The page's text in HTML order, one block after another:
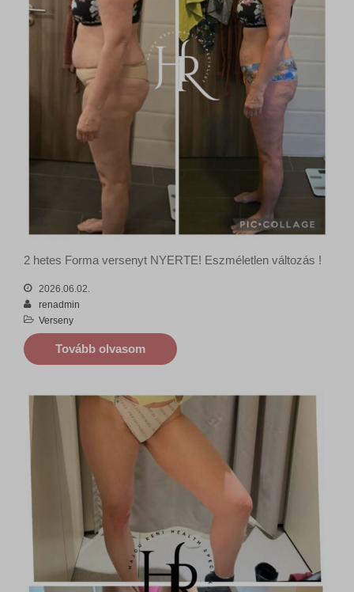
2 hetes Forma versenyt NYERTE! Eszméletlen változás !
2026.06.02.
renadmin
Verseny
Tovább olvasom